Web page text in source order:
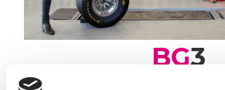
BG3
VILLANOVA